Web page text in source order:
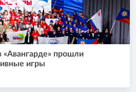
прошли
игры